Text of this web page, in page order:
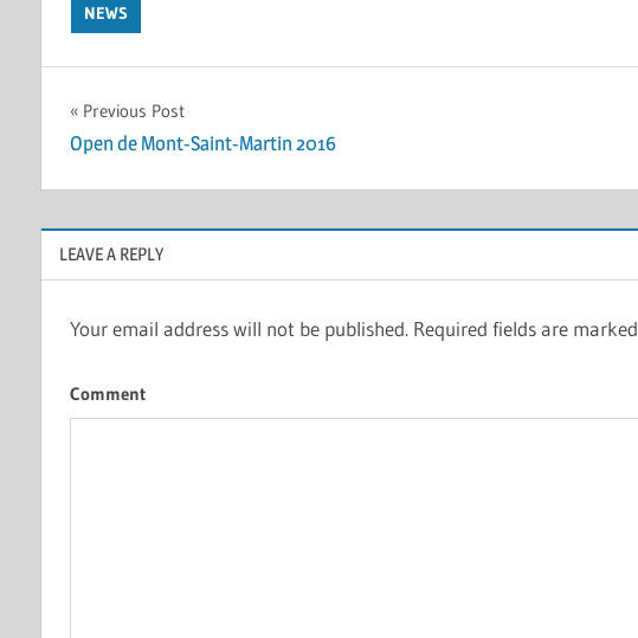
NEWS
Post
navigation
Previous Post
Open de Mont-Saint-Martin 2016
LEAVE A REPLY
Your email address will not be published.Required fields are marked
Comment